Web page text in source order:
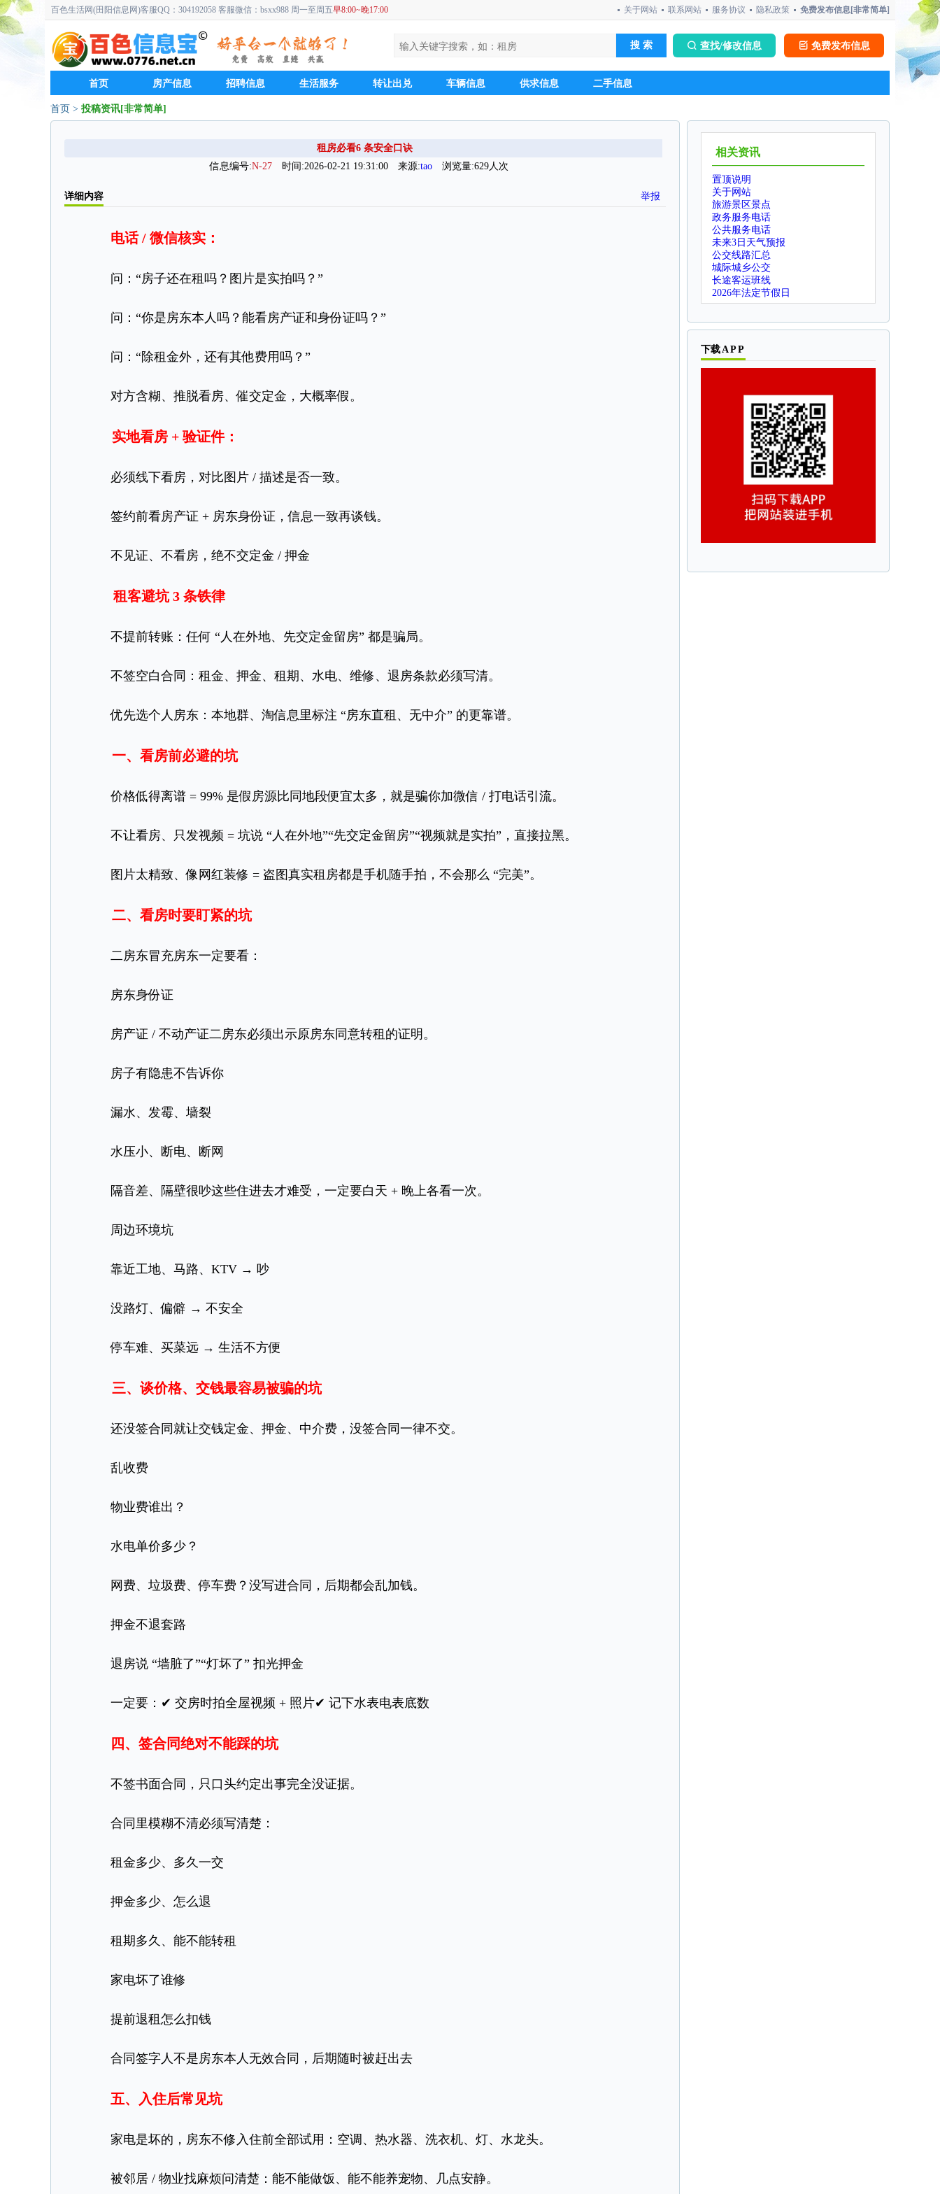
百色生活网(田阳信息网)客服QQ：304192058 客服微信：bsxx988 周一至周五早8:00~晚17:00 免费发布信息[非常简单]
隐私政策
服务协议
联系网站
关于网站
查找/修改信息 免费发布信息
首页 房产信息 招聘信息 生活服务 转让出兑 车辆信息 供求信息 二手信息
首页 > 投稿资讯[非常简单]
租房必看6 条安全口诀
信息编号:N-27时间:2026-02-21 19:31:00 来源:tao浏览量:629人次
详细内容 举报
电话 / 微信核实：
问：“房子还在租吗？图片是实拍吗？”
问：“你是房东本人吗？能看房产证和身份证吗？”
问：“除租金外，还有其他费用吗？”
对方含糊、推脱看房、催交定金，大概率假。
实地看房 + 验证件：
必须线下看房，对比图片 / 描述是否一致。
签约前看房产证 + 房东身份证，信息一致再谈钱。
不见证、不看房，绝不交定金 / 押金
租客避坑 3 条铁律
不提前转账：任何 “人在外地、先交定金留房” 都是骗局。
不签空白合同：租金、押金、租期、水电、维修、退房条款必须写清。
优先选个人房东：本地群、淘信息里标注 “房东直租、无中介” 的更靠谱。
一、看房前必避的坑
价格低得离谱 = 99% 是假房源比同地段便宜太多，就是骗你加微信 / 打电话引流。
不让看房、只发视频 = 坑说 “人在外地”“先交定金留房”“视频就是实拍”，直接拉黑。
图片太精致、像网红装修 = 盗图真实租房都是手机随手拍，不会那么 “完美”。
二、看房时要盯紧的坑
二房东冒充房东一定要看：
房东身份证
房产证 / 不动产证二房东必须出示原房东同意转租的证明。
房子有隐患不告诉你
漏水、发霉、墙裂
水压小、断电、断网
隔音差、隔壁很吵这些住进去才难受，一定要白天 + 晚上各看一次。
周边环境坑
靠近工地、马路、KTV → 吵
没路灯、偏僻 → 不安全
停车难、买菜远 → 生活不方便
三、谈价格、交钱最容易被骗的坑
还没签合同就让交钱定金、押金、中介费，没签合同一律不交。
乱收费
物业费谁出？
水电单价多少？
网费、垃圾费、停车费？没写进合同，后期都会乱加钱。
押金不退套路
退房说 “墙脏了”“灯坏了” 扣光押金
一定要：✔ 交房时拍全屋视频 + 照片✔ 记下水表电表底数
四、签合同绝对不能踩的坑
不签书面合同，只口头约定出事完全没证据。
合同里模糊不清必须写清楚：
租金多少、多久一交
押金多少、怎么退
租期多久、能不能转租
家电坏了谁修
提前退租怎么扣钱
合同签字人不是房东本人无效合同，后期随时被赶出去
五、入住后常见坑
家电是坏的，房东不修入住前全部试用：空调、热水器、洗衣机、灯、水龙头。
被邻居 / 物业找麻烦问清楚：能不能做饭、能不能养宠物、几点安静。
相关资讯
置顶说明
关于网站
旅游景区景点
政务服务电话
公共服务电话
未来3日天气预报
公交线路汇总
城际城乡公交
长途客运班线
2026年法定节假日
下载APP